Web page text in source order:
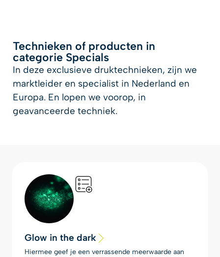
Technieken of producten in
categorie Specials
In deze exclusieve druktechnieken, zijn we
marktleider en specialist in Nederland en
Europa. En lopen we voorop, in
geavanceerde techniek.
Glow in the dark
Hiermee geef je een verrassende meerwaarde aan